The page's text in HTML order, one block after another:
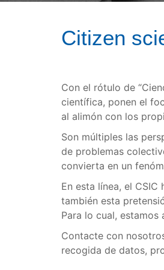
Citizen
Con el rótulo de
científica, ponen el
al alimón con los
Son múltiples las
de problemas
convierta en un
En esta línea, el
también esta
Para lo cual,
Contacte con
recogida de datos,